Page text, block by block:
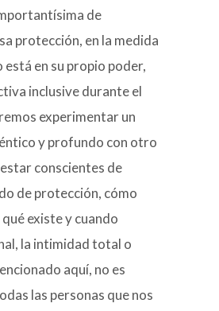
de
protección, en la medida
está en su propio poder,
inclusive durante el
experimentar un
y profundo con otro
conscientes de
de protección, cómo
existe y cuando
la intimidad total o
aquí, no es
las personas que nos